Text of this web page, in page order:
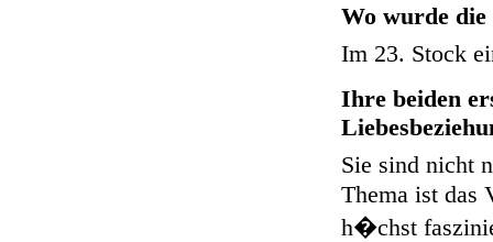
Wo wurde die
Im 23. Stock
Ihre beiden
Sie sind nicht
Thema ist das
h�chst